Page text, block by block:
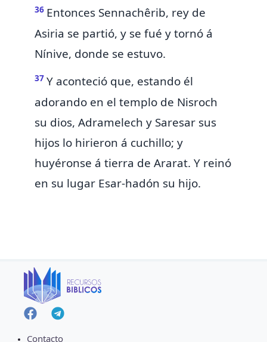
36 Entonces Sennachêrib, rey de
Asiria se partió, y se fué y tornó á
Nínive, donde se estuvo.
37 Y aconteció que, estando él
adorando en el templo de Nisroch
su dios, Adramelech y Saresar sus
hijos lo hirieron á cuchillo; y
huyéronse á tierra de Ararat. Y reinó
en su lugar Esar-hadón su hijo.
Contacto